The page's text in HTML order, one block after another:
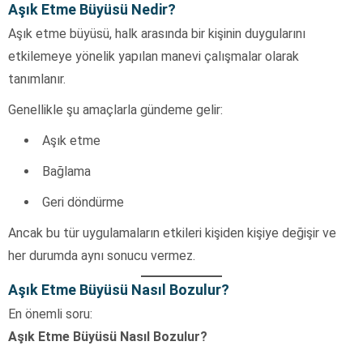
Aşık Etme Büyüsü Nedir?
Aşık etme büyüsü, halk arasında bir kişinin duygularını
etkilemeye yönelik yapılan manevi çalışmalar olarak
tanımlanır.
Genellikle şu amaçlarla gündeme gelir:
Aşık etme
Bağlama
Geri döndürme
Ancak bu tür uygulamaların etkileri kişiden kişiye değişir ve
her durumda aynı sonucu vermez.
Aşık Etme Büyüsü Nasıl Bozulur?
En önemli soru:
Aşık Etme Büyüsü Nasıl Bozulur?